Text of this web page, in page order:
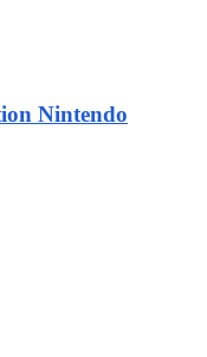
Nintendo